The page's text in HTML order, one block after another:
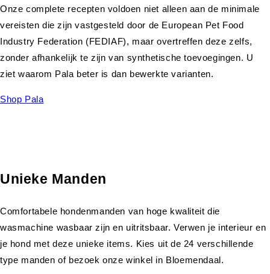
Onze complete recepten voldoen niet alleen aan de minimale
vereisten die zijn vastgesteld door de European Pet Food
Industry Federation (FEDIAF), maar overtreffen deze zelfs,
zonder afhankelijk te zijn van synthetische toevoegingen. U
ziet waarom Pala beter is dan bewerkte varianten.
Shop Pala
Unieke Manden
Comfortabele hondenmanden van hoge kwaliteit die
wasmachine wasbaar zijn en uitritsbaar. Verwen je interieur en
je hond met deze unieke items. Kies uit de 24 verschillende
type manden of bezoek onze winkel in Bloemendaal.